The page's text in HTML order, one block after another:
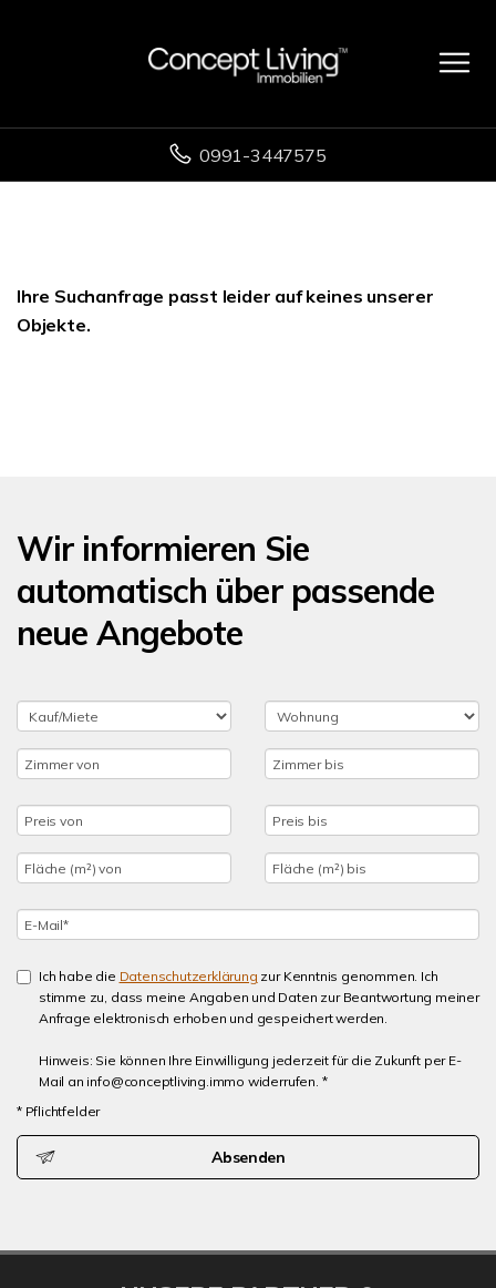
0991-3447575
Ihre Suchanfrage passt leider auf keines unserer
Objekte.
Wir informieren Sie
automatisch über passende
neue Angebote
Ich habe die Datenschutzerklärung zur Kenntnis genommen. Ich
stimme zu, dass meine Angaben und Daten zur Beantwortung meiner
Anfrage elektronisch erhoben und gespeichert werden.
Hinweis: Sie können Ihre Einwilligung jederzeit für die Zukunft per E-
Mail an info@conceptliving.immo widerrufen. *
* Pflichtfelder
Absenden